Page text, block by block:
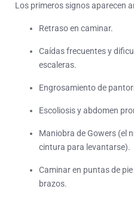
Los primeros signos aparecen
Retraso en caminar.
Caídas frecuentes y
escaleras.
Engrosamiento de
Escoliosis y abdomen
Maniobra de Gowers (el
cintura para levantarse).
Caminar en puntas de
brazos.